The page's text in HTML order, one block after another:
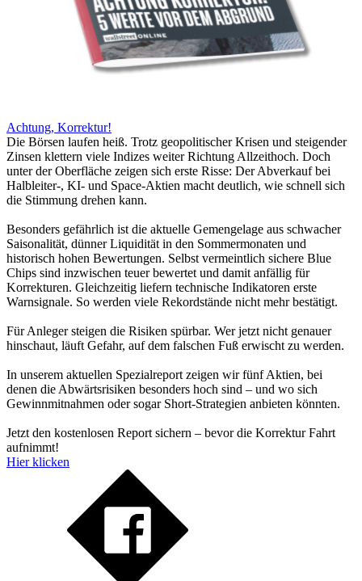
Achtung, Korrektur!
Die Börsen laufen heiß. Trotz geopolitischer Krisen und steigender
Zinsen klettern viele Indizes weiter Richtung Allzeithoch. Doch
unter der Oberfläche zeigen sich erste Risse: Der Abverkauf bei
Halbleiter-, KI- und Space-Aktien macht deutlich, wie schnell sich
die Stimmung drehen kann.
Besonders gefährlich ist die aktuelle Gemengelage aus schwacher
Saisonalität, dünner Liquidität in den Sommermonaten und
historisch hohen Bewertungen. Selbst vermeintlich sichere Blue
Chips sind inzwischen teuer bewertet und damit anfällig für
Korrekturen. Gleichzeitig liefern technische Indikatoren erste
Warnsignale. So werden viele Rekordstände nicht mehr bestätigt.
Für Anleger steigen die Risiken spürbar. Wer jetzt nicht genauer
hinschaut, läuft Gefahr, auf dem falschen Fuß erwischt zu werden.
In unserem aktuellen Spezialreport zeigen wir fünf Aktien, bei
denen die Abwärtsrisiken besonders hoch sind – und wo sich
Gewinnmitnahmen oder sogar Short-Strategien anbieten könnten.
Jetzt den kostenlosen Report sichern – bevor die Korrektur Fahrt
aufnimmt!
Hier klicken